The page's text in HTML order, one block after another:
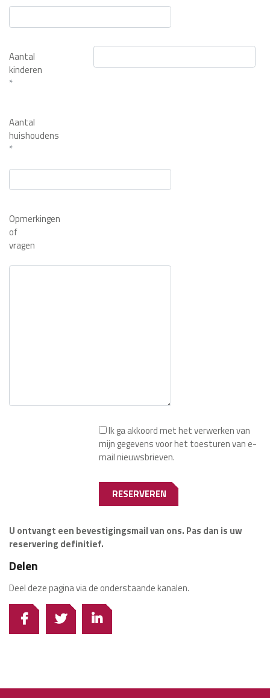
Aantal
kinderen
*
Aantal
huishoudens
*
Opmerkingen
of
vragen
Ik ga akkoord met het verwerken van
mijn gegevens voor het toesturen van e-
mail nieuwsbrieven.
U ontvangt een bevestigingsmail van ons. Pas dan is uw
reservering definitief.
Delen
Deel deze pagina via de onderstaande kanalen.